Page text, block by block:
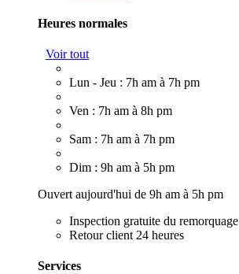
Heures normales
Voir tout
Lun - Jeu : 7h am à 7h pm
Ven : 7h am à 8h pm
Sam : 7h am à 7h pm
Dim : 9h am à 5h pm
Ouvert aujourd'hui de 9h am à 5h pm
Inspection gratuite du remorquage
Retour client 24 heures
Services